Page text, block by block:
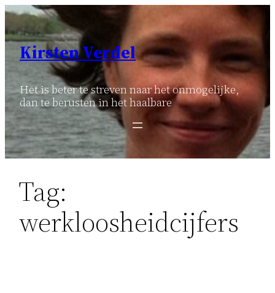
Ga
naar
inhoud
Kirsten Verdel
Het is beter te streven naar het onmogelijke,
dan te berusten in het haalbare
Tag:
werkloosheidcijfers